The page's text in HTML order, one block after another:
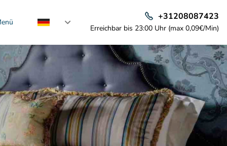
+31208087423
Erreichbar bis 23:00 Uhr (max 0,09€/Min)